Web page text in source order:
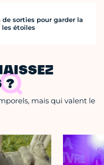
de sorties pour garder la
étoiles
?
mais qui valent le